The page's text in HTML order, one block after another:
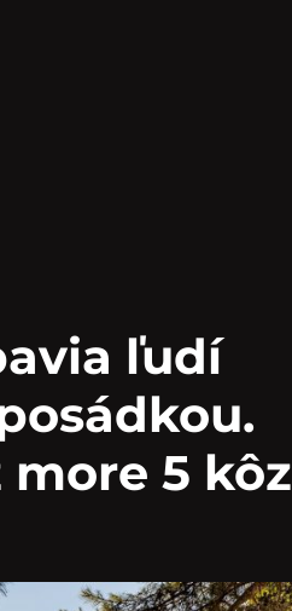
ľudí
5 kôz